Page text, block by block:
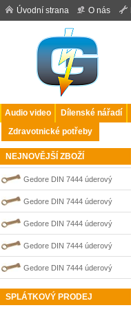
Úvodní strana O nás
Audio video Dílenské nářadí
Zdravotnické potřeby
NEJNOVĚJŠÍ ZBOŽÍ
Gedore DIN 7444 úderový
nejiskřivý plochý (palcový) klíč
0100221S
Gedore DIN 7444 úderový
nejiskřivý plochý (palcový) klíč
0100234S
Gedore DIN 7444 úderový
nejiskřivý plochý (palcový) klíč
0100218S
Gedore DIN 7444 úderový
nejiskřivý plochý (palcový) klíč
0100235S
Gedore DIN 7444 úderový
nejiskřivý plochý (palcový) klíč
SPLÁTKOVÝ PRODEJ